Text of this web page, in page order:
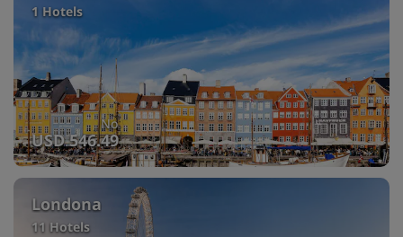
1 Hotels
No
USD 546.49
Londona
11 Hotels